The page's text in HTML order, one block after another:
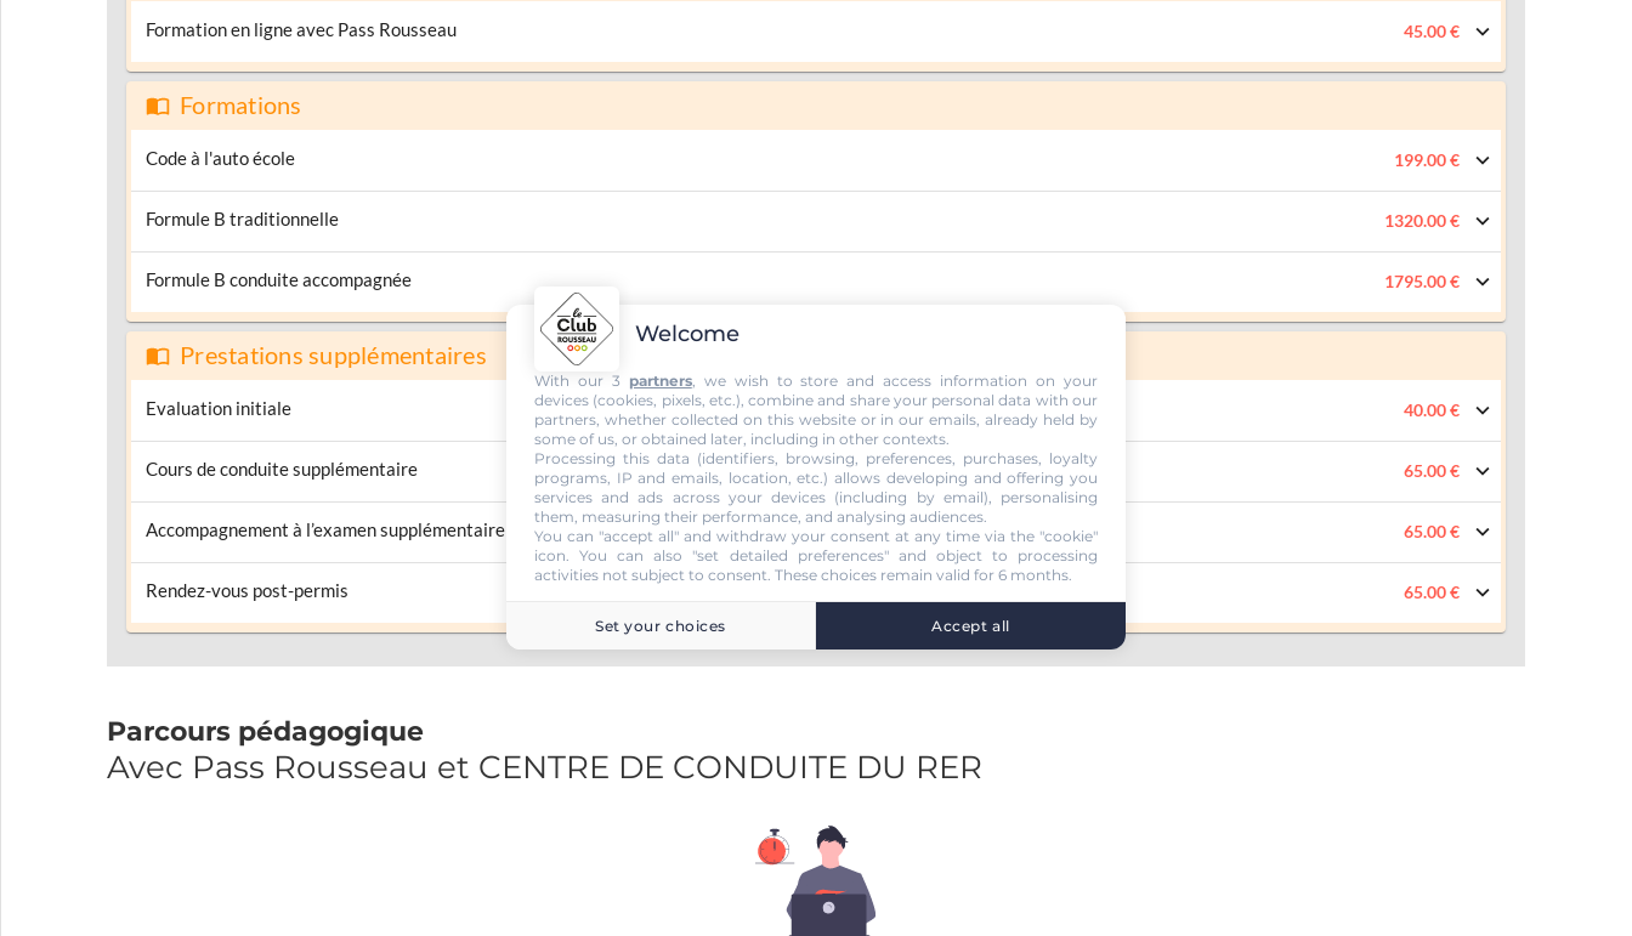
Formation en ligne avec Pass Rousseau 45.00 €
Formations
Code à l'auto école 199.00 €
Formule B traditionnelle 1320.00 €
Formule B conduite accompagnée 1795.00 €
Prestations supplémentaires
Evaluation initiale 40.00 €
Cours de conduite supplémentaire 65.00 €
Accompagnement à l’examen supplémentaire 65.00 €
Rendez-vous post-permis 65.00 €
Parcours pédagogique
Avec Pass Rousseau et CENTRE DE CONDUITE DU RER
Welcome
With our 3 partners, we wish to store and access information on your
devices (cookies, pixels, etc.), combine and share your personal data with our
partners, whether collected on this website or in our emails, already held by
some of us, or obtained later, including in other contexts.
Processing this data (identifiers, browsing, preferences, purchases, loyalty
programs, IP and emails, location, etc.) allows developing and offering you
services and ads across your devices (including by email), personalising
them, measuring their performance, and analysing audiences.
You can "accept all" and withdraw your consent at any time via the "cookie"
icon. You can also "set detailed preferences" and object to processing
activities not subject to consent. These choices remain valid for 6 months.
Set your choices Accept all